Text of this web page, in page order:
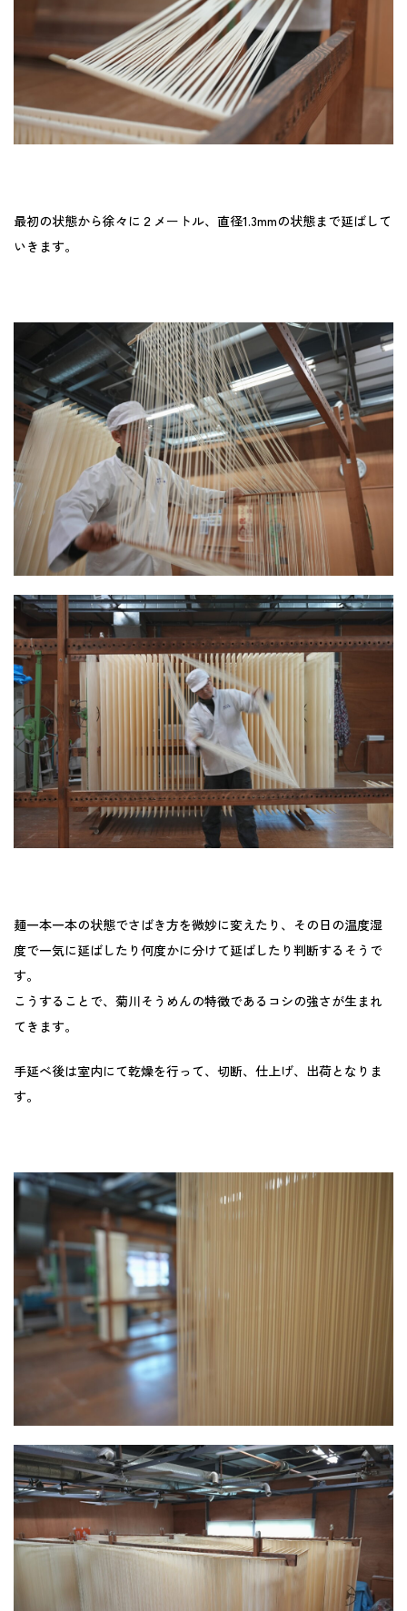
最初の状態から徐々に２メートル、直径1.3mmの状態まで延ばして
いきます。
麺一本一本の状態でさばき方を微妙に変えたり、その日の温度湿
度で一気に延ばしたり何度かに分けて延ばしたり判断するそうで
す。
こうすることで、菊川そうめんの特徴であるコシの強さが生まれ
てきます。
手延べ後は室内にて乾燥を行って、切断、仕上げ、出荷となりま
す。